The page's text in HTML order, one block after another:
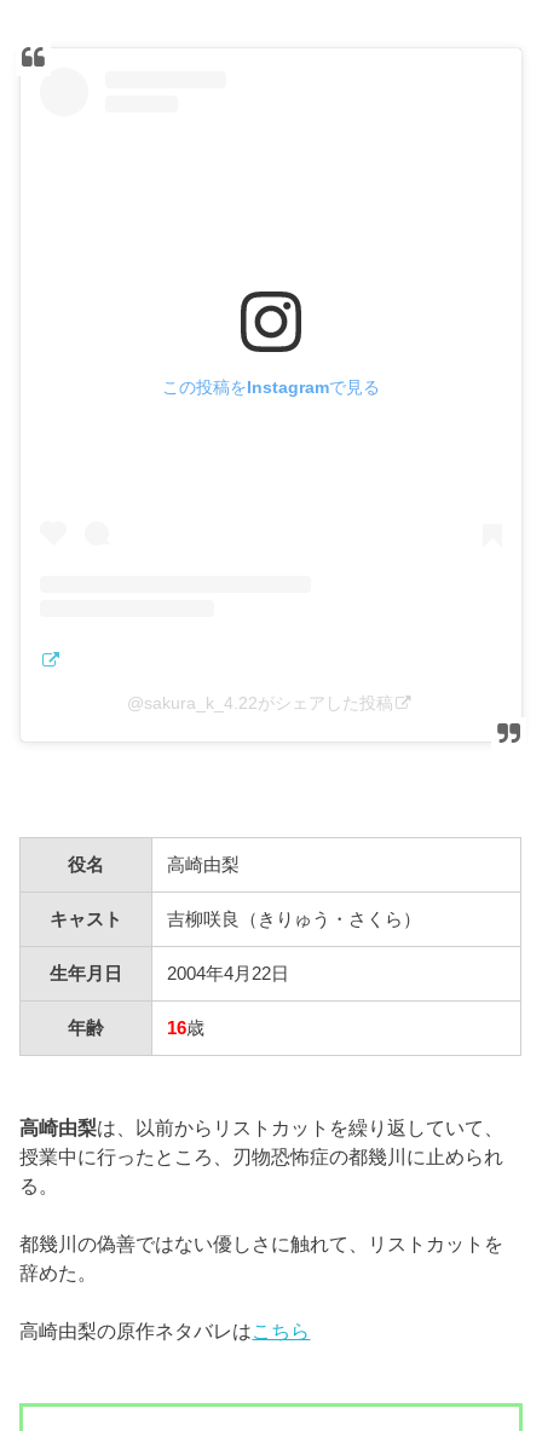
この投稿をInstagramで見る
@sakura_k_4.22がシェアした投稿
役名 高崎由梨
キャスト 吉柳咲良（きりゅう・さくら）
生年月日 2004年4月22日
年齢 16歳
高崎由梨は、以前からリストカットを繰り返していて、
授業中に行ったところ、刃物恐怖症の都幾川に止められ
る。
都幾川の偽善ではない優しさに触れて、リストカットを
辞めた。
高崎由梨の原作ネタバレはこちら